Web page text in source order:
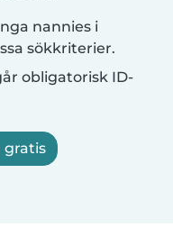
nannies i
sökkriterier.
obligatorisk ID-
gratis